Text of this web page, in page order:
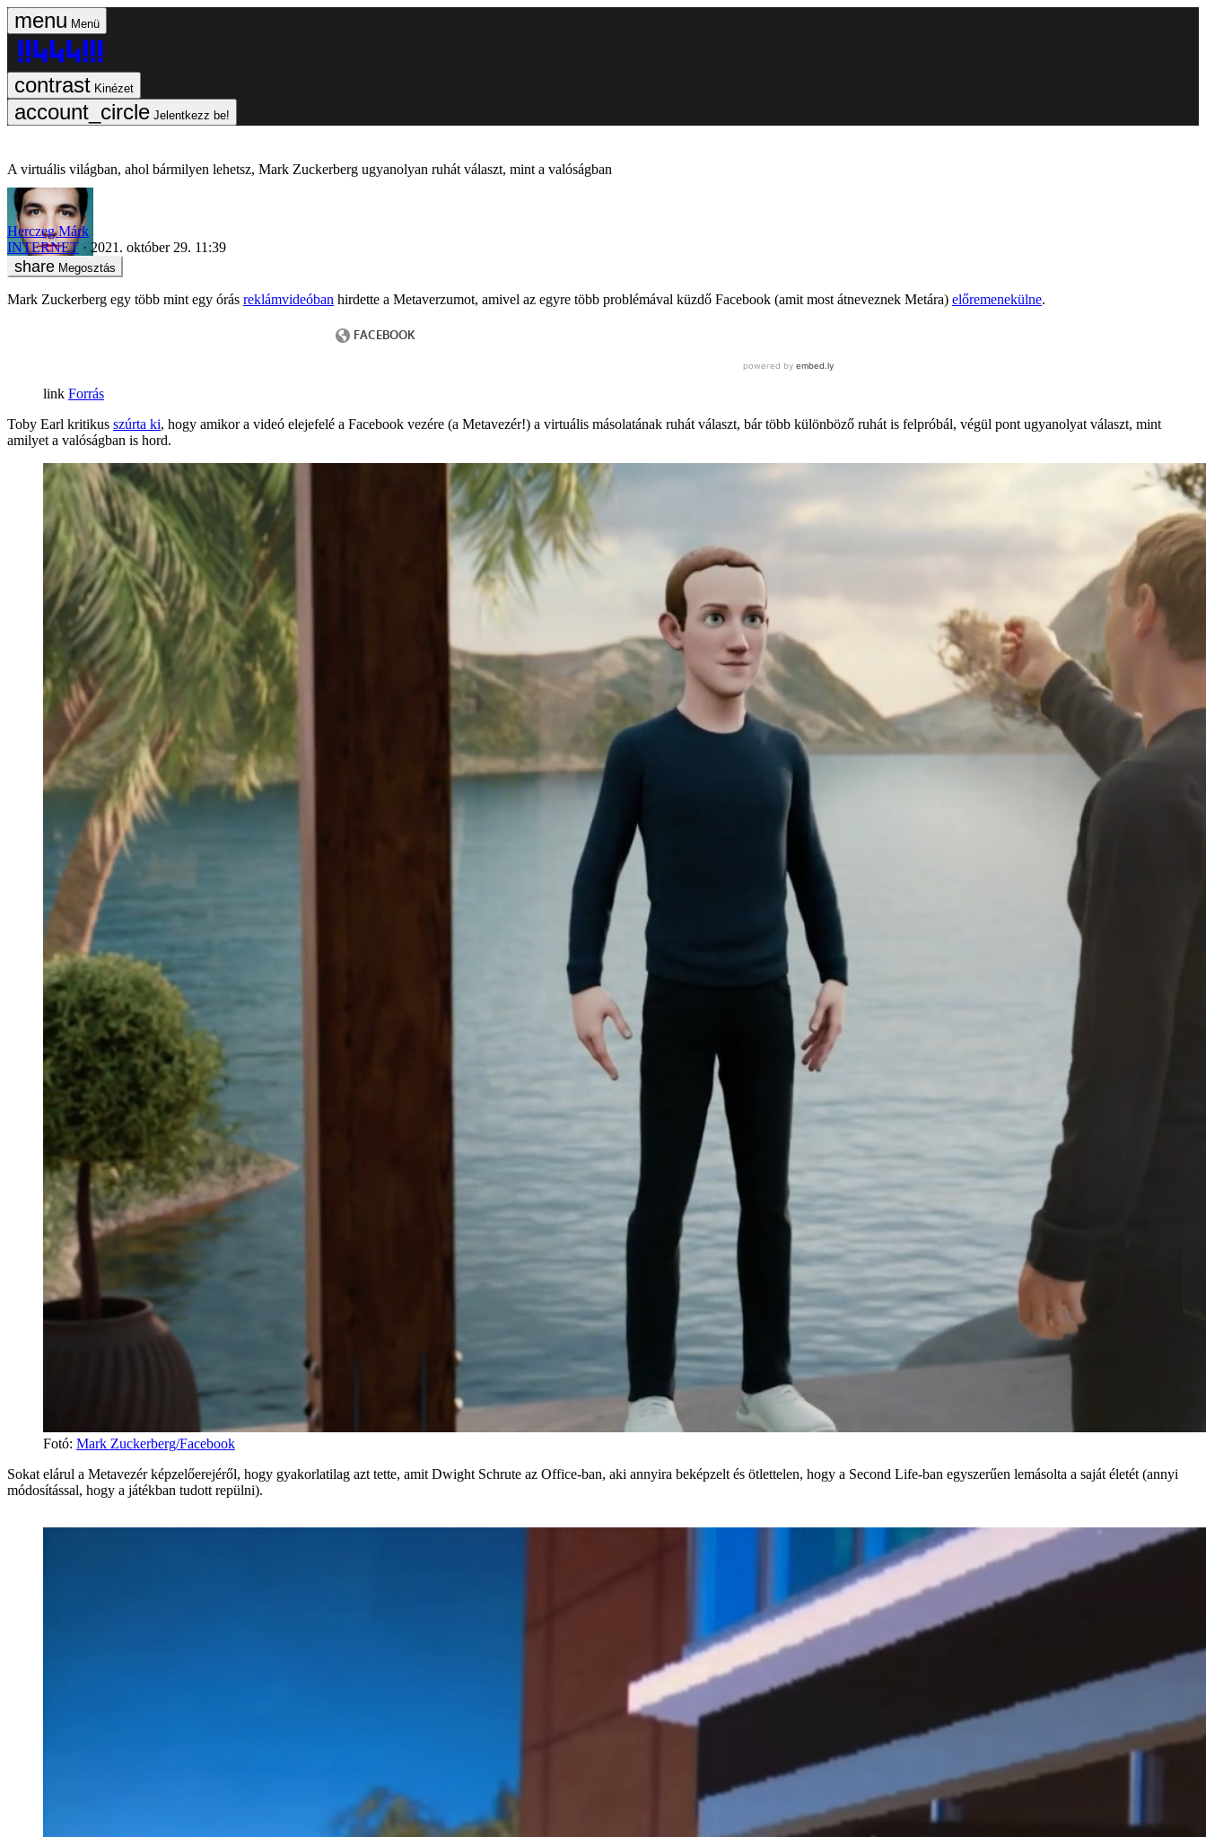
Menü
Kinézet
Jelentkezz be!
A virtuális világban, ahol bármilyen lehetsz, Mark Zuckerberg ugyanolyan ruhát választ, mint a valóságban
Herczeg Márk
INTERNET
2021. október 29. 11:39
Megosztás
Mark Zuckerberg egy több mint egy órás reklámvideóban hirdette a Metaverzumot, amivel az egyre több problémával küzdő Facebook (amit most átneveznek Metára) előremenekülne.
Forrás
Toby Earl kritikus szúrta ki, hogy amikor a videó elejefelé a Facebook vezére (a Metavezér!) a virtuális másolatának ruhát választ, bár több különböző ruhát is felpróbál, végül pont ugyanolyat választ, mint
amilyet a valóságban is hord.
Fotó: Mark Zuckerberg/Facebook
Sokat elárul a Metavezér képzelőerejéről, hogy gyakorlatilag azt tette, amit Dwight Schrute az Office-ban, aki annyira beképzelt és ötlettelen, hogy a Second Life-ban egyszerűen lemásolta a saját életét (annyi
módosítással, hogy a játékban tudott repülni).